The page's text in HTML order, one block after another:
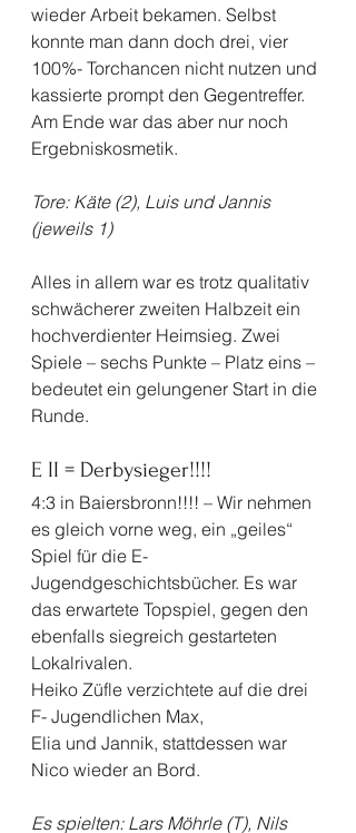
wieder Arbeit bekamen. Selbst
konnte man dann doch drei, vier
100%- Torchancen nicht nutzen und
kassierte prompt den Gegentreffer.
Am Ende war das aber nur noch
Ergebniskosmetik.
Tore: Käte (2), Luis und Jannis
(jeweils 1)
Alles in allem war es trotz qualitativ
schwächerer zweiten Halbzeit ein
hochverdienter Heimsieg. Zwei
Spiele – sechs Punkte – Platz eins –
bedeutet ein gelungener Start in die
Runde.
E II = Derbysieger!!!!
4:3 in Baiersbronn!!!! – Wir nehmen
es gleich vorne weg, ein „geiles“
Spiel für die E-
Jugendgeschichtsbücher. Es war
das erwartete Topspiel, gegen den
ebenfalls siegreich gestarteten
Lokalrivalen.
Heiko Züfle verzichtete auf die drei
F- Jugendlichen Max,
Elia und Jannik, stattdessen war
Nico wieder an Bord.
Es spielten: Lars Möhrle (T), Nils